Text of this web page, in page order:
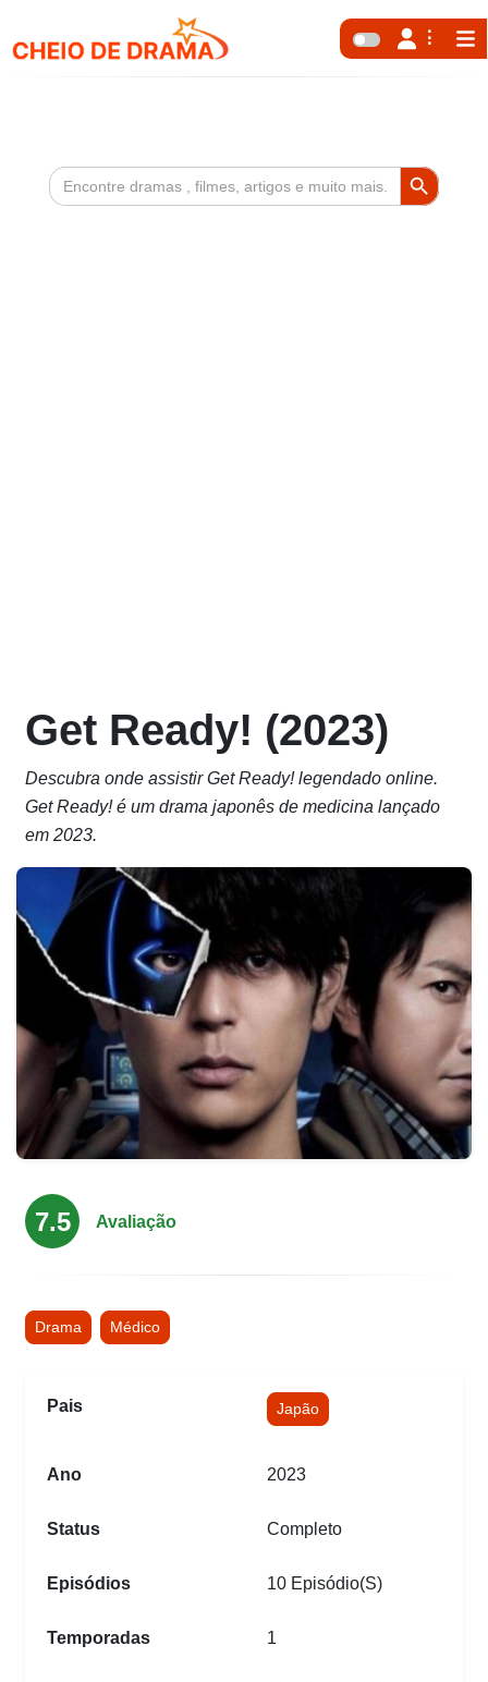
Search
for:
Search Button
Get Ready! (2023)
Descubra onde assistir Get Ready! legendado online.
Get Ready! é um drama japonês de medicina lançado
em 2023.
0,0
7.5 Avaliação
Drama Médico
Pais Japão
Ano 2023
Status Completo
Episódios 10 Episódio(s)
Temporadas 1